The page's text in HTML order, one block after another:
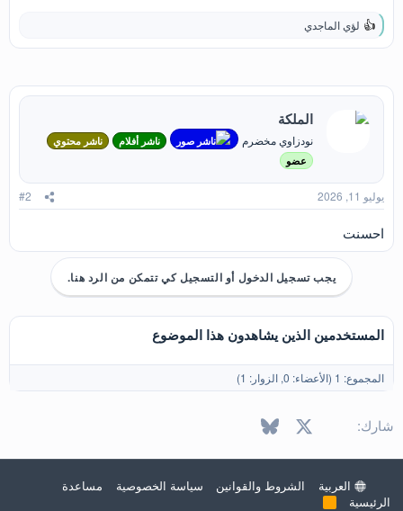
ل
ا
لؤي الماجدي
الملكة
نودزاوي مخضرم ناشر صور ناشر أفلام
ناشر محتوي
عضو
يوليو 11, 2026 #2
احسنت
يجب تسجيل الدخول أو التسجيل كي تتمكن من الرد هنا.
المستخدمين الذين يشاهدون هذا الموضوع
المجموع: 1 (الأعضاء: 0, الزوار: 1)
شارك: فيسبوك Bluesky
العربية الشروط والقوانين سياسة الخصوصية
مساعدة
الرئيسية
R